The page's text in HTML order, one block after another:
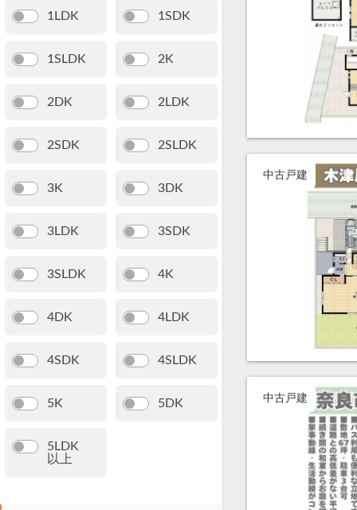
1LDK 1SDK
1SLDK 2K
2DK 2LDK
2SDK 2SLDK
3K 3DK
3LDK 3SDK
3SLDK 4K
4DK 4LDK
4SDK 4SLDK
5K 5DK
5LDK
以上
中古戸建
中古戸建